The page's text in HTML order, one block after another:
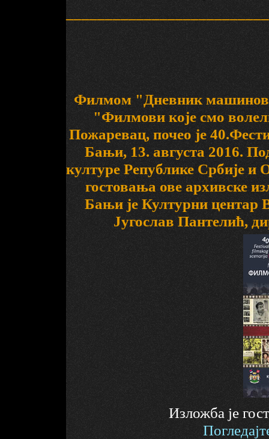
Филмом "Дневник
"Филмови које смо
Пожаревац, почео је
Бањи, 13. августа 2016.
културе Републике Србије
гостовања ове архивске
Бањи је Културни центар
Југослав Пантелић,
Изложба је